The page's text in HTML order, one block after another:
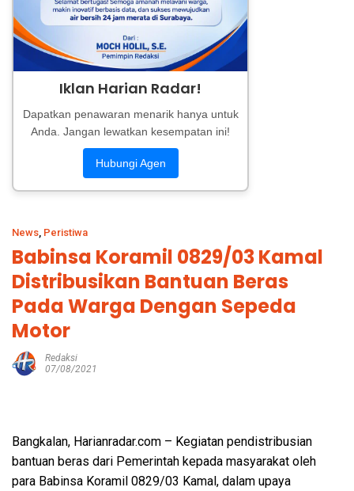
Iklan Harian Radar!
Dapatkan penawaran menarik hanya untuk
Anda. Jangan lewatkan kesempatan ini!
Hubungi Agen
News, Peristiwa
Babinsa Koramil 0829/03 Kamal
Distribusikan Bantuan Beras
Pada Warga Dengan Sepeda
Motor
Redaksi
07/08/2021
Bangkalan, Harianradar.com – Kegiatan pendistribusian
bantuan beras dari Pemerintah kepada masyarakat oleh
para Babinsa Koramil 0829/03 Kamal, dalam upaya